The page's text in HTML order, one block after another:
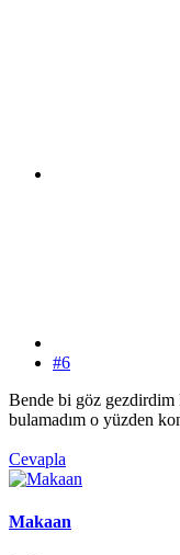
#6
Bende bi göz gezdirdim
bulamadım o yüzden
Cevapla
Makaan